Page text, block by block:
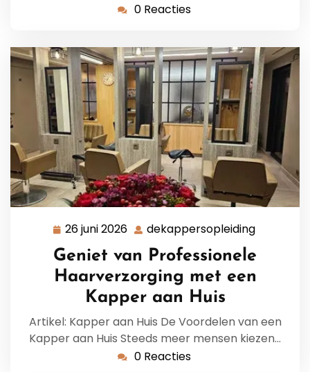
0 Reacties
26 juni 2026 26
2026
dekappersopleiding
Geniet van Professionele
Haarverzorging met een
Kapper aan Huis
Artikel: Kapper aan Huis De Voordelen van een
Kapper aan Huis Steeds meer mensen kiezen…
0 Reacties